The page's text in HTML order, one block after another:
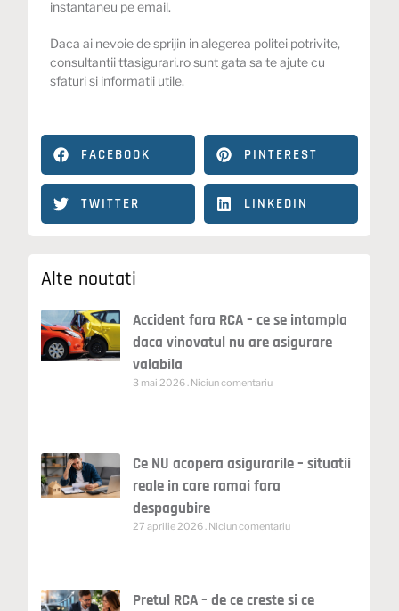
instantaneu pe email.
Daca ai nevoie de sprijin in alegerea politei potrivite,
consultantiittasigurari.rosunt gata sa te ajute cu
sfaturi si informatii utile.
FACEBOOK PINTEREST
TWITTER LINKEDIN
Alte noutati
Accident fara RCA – ce se intampla
daca vinovatul nu are asigurare
valabila
3 mai 2026 Niciun comentariu
Ce NU acopera asigurarile – situatii
reale in care ramai fara
despagubire
27 aprilie 2026 Niciun comentariu
Pretul RCA – de ce creste si ce